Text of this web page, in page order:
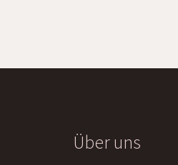
Über uns